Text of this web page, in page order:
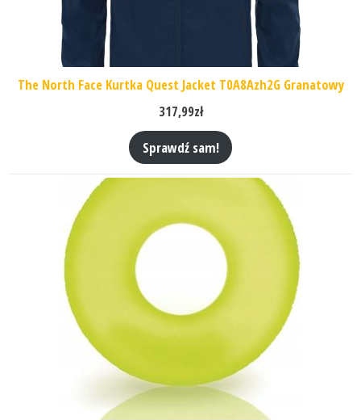
The North Face Kurtka Quest Jacket T0A8Azh2G Granatowy
317,99zł
Sprawdź sam!